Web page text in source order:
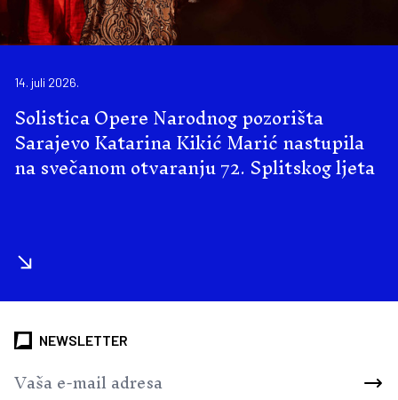
14. juli 2026.
Solistica Opere Narodnog pozorišta
Sarajevo Katarina Kikić Marić nastupila
na svečanom otvaranju 72. Splitskog ljeta
NEWSLETTER